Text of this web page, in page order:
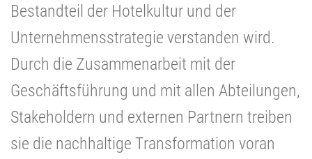
Bestandteil der Hotelkultur und der
Unternehmensstrategie verstanden wird.
Durch die Zusammenarbeit mit der
Geschäftsführung und mit allen Abteilungen,
Stakeholdern und externen Partnern treiben
sie die nachhaltige Transformation voran